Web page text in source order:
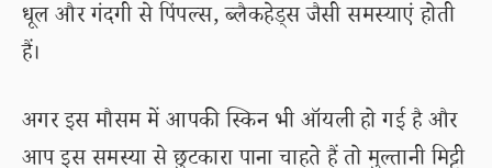
धूल और गंदगी से पिंपल्स, ब्लैकहेड्स जैसी समस्याएं होती
हैं।
अगर इस मौसम में आपकी स्किन भी ऑयली हो गई है और